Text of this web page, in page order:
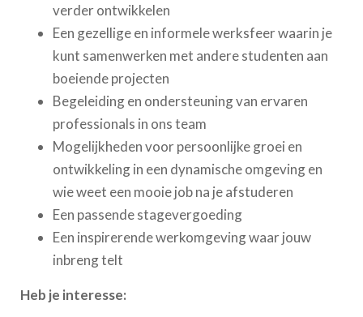
verder ontwikkelen
Een gezellige en informele werksfeer waarin je
kunt samenwerken met andere studenten aan
boeiende projecten
Begeleiding en ondersteuning van ervaren
professionals in ons team
Mogelijkheden voor persoonlijke groei en
ontwikkeling in een dynamische omgeving en
wie weet een mooie job na je afstuderen
Een passende stagevergoeding
Een inspirerende werkomgeving waar jouw
inbreng telt
Heb je interesse: